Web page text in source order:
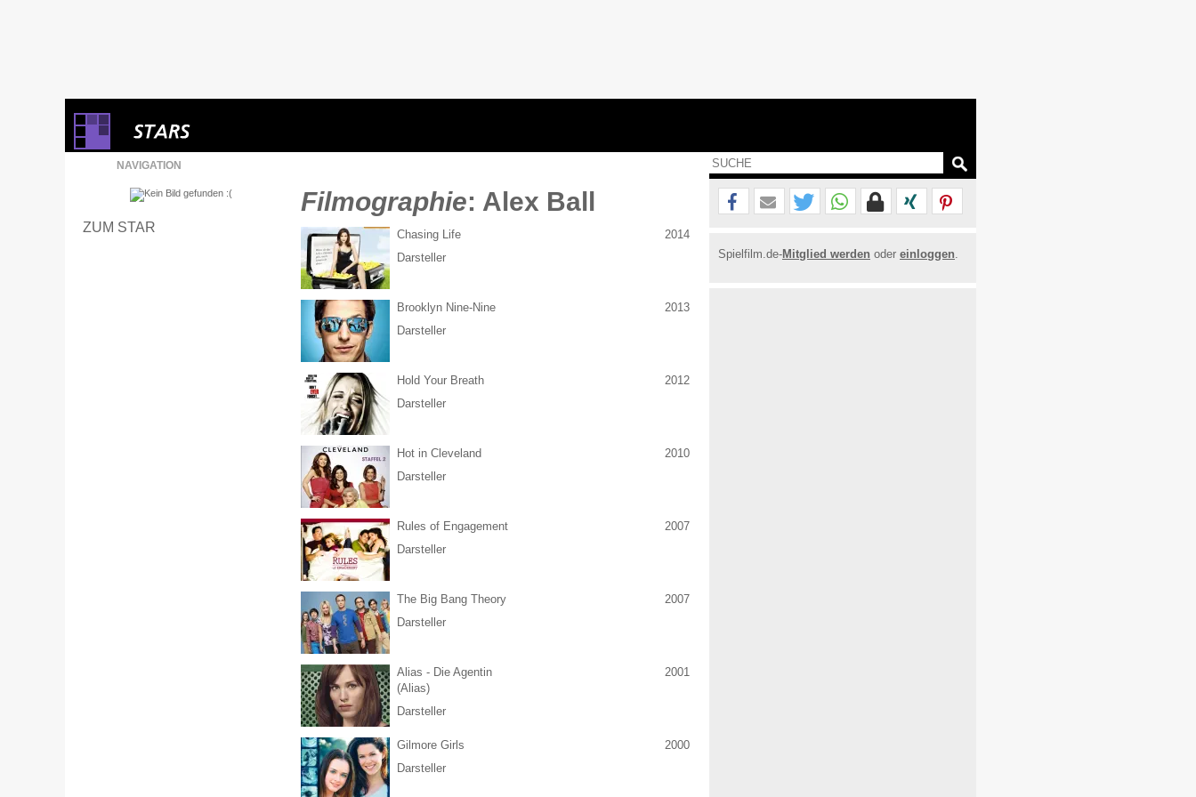
NAVIGATION
ZUM STAR
Filmographie: Alex Ball
Chasing Life
Darsteller
2014
Brooklyn Nine-Nine
Darsteller
2013
Hold Your Breath
Darsteller
2012
Hot in Cleveland
Darsteller
2010
Rules of Engagement
Darsteller
2007
The Big Bang Theory
Darsteller
2007
Alias - Die Agentin
(Alias)
Darsteller
2001
Gilmore Girls
Darsteller
2000
Spielfilm.de-Mitglied werden oder einloggen.